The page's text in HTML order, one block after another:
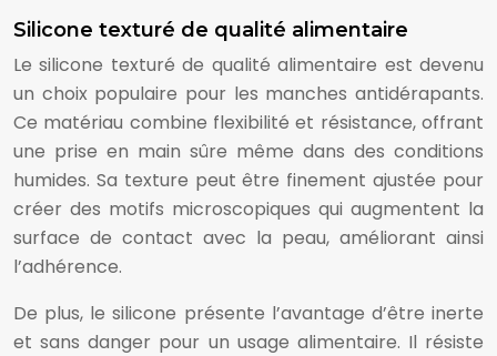
Silicone texturé de qualité alimentaire
Le silicone texturé de qualité alimentaire est devenu
un choix populaire pour les manches antidérapants.
Ce matériau combine flexibilité et résistance, offrant
une prise en main sûre même dans des conditions
humides. Sa texture peut être finement ajustée pour
créer des motifs microscopiques qui augmentent la
surface de contact avec la peau, améliorant ainsi
l’adhérence.
De plus, le silicone présente l’avantage d’être inerte
et sans danger pour un usage alimentaire. Il résiste